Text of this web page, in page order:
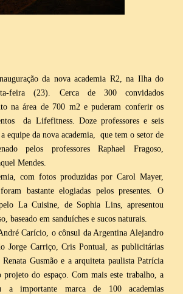
da nova academia R2, na Ilha do
feira (23). Cerca de 300 convidados
na área de 700 m2 e puderam conferir os
da Lifefitness. Doze professores e seis
equipe da nova academia,
que tem o setor de
pelos professores Raphael Fragoso,
Mendes.
com fotos produzidas por Carol Mayer,
bastante elogiadas pelos presentes. O
La Cuisine, de Sophia Lins, apresentou
baseado em sanduíches e sucos naturais.
Carício, o cônsul da Argentina Alejandro
Jorge Carriço, Cris Pontual, as publicitárias
Gusmão e a arquiteta paulista Patrícia
projeto do espaço. Com mais este trabalho, a
a importante marca de 100 academias